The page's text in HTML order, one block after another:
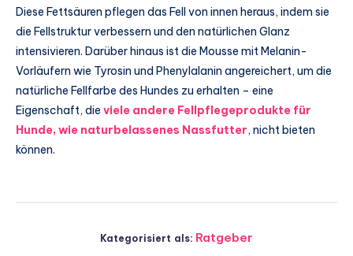
Diese Fettsäuren pflegen das Fell von innen heraus, indem sie
die Fellstruktur verbessern und den natürlichen Glanz
intensivieren. Darüber hinaus ist die Mousse mit Melanin-
Vorläufern wie Tyrosin und Phenylalanin angereichert, um die
natürliche Fellfarbe des Hundes zu erhalten – eine
Eigenschaft, die viele andere Fellpflegeprodukte für
Hunde, wie naturbelassenes Nassfutter, nicht bieten
können.
Kategorisiert als: Ratgeber